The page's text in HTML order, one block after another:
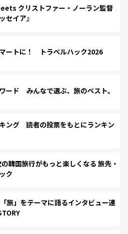
クリストファー・ノーラン監督
セイア』
ートに！ トラベルハック2026
ード みんなで選ぶ、旅のベスト。
ング 読者の投票をもとにランキン
韓国旅行がもっと楽しくなる 旅先・
ク
旅」をテーマに語るインタビュー連